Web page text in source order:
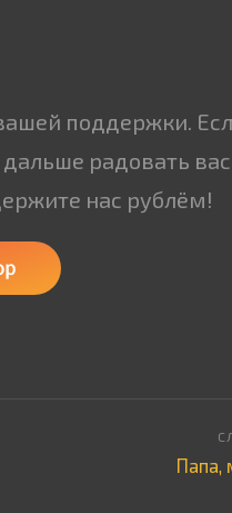
поддержки.
радовать вас
нас рублём!
Папа,